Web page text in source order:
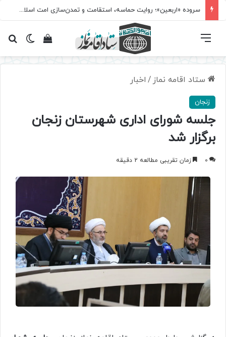
سروده‌ «اربعین»؛ روایت حماسه، استقامت و تمدن‌سازی امت اسلامی
تغییرمشاهده فهرست
ستاد اقامه نماز / اخبار
زنجان
جلسه شورای اداری شهرستان زنجان
برگزار شد
0 زمان تقریبی مطالعه 2 دقیقه